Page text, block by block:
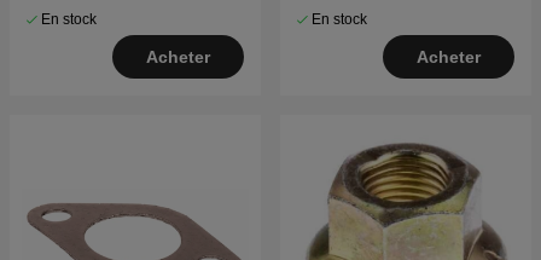
En stock
Acheter
En stock
Acheter